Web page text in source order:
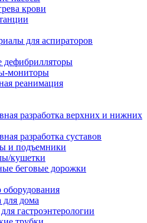
крови
для аспираторов
дефибрилляторы
мониторы
реанимация
разработка верхних и нижних
разработка суставов
и подъемники
кушетки
беговые дорожки
дома
гастроэнтерологии